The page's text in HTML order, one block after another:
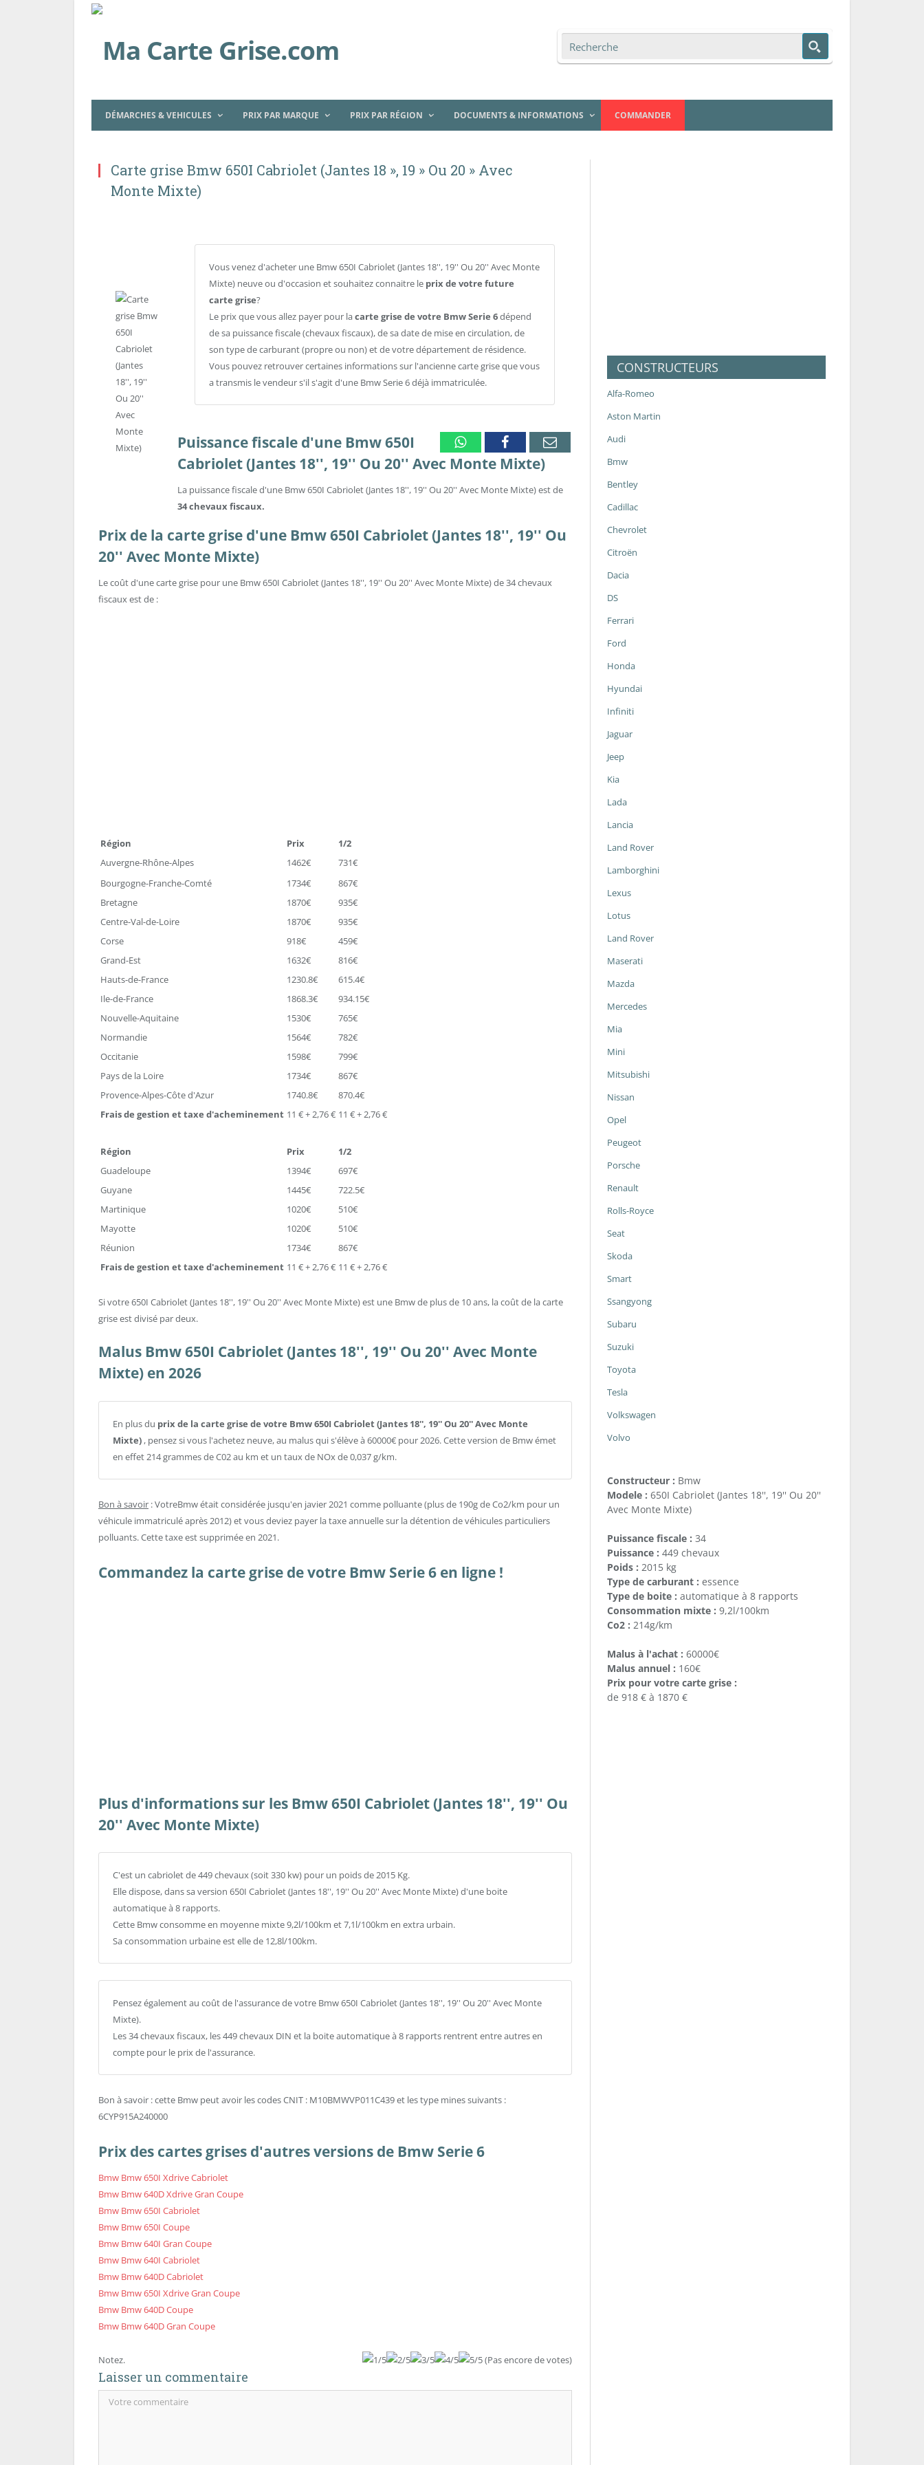
DÉMARCHES & VEHICULES PRIX PAR MARQUE PRIX PAR RÉGION DOCUMENTS & INFORMATIONS COMMANDER
Carte grise Bmw 650I Cabriolet (Jantes 18 », 19 » Ou 20 » Avec
Monte Mixte)
Vous venez d'acheter une Bmw 650I Cabriolet (Jantes 18'', 19'' Ou 20'' Avec Monte
Mixte) neuve ou d'occasion et souhaitez connaitre le prix de votre future
carte grise?
Le prix que vous allez payer pour lacarte grise de votre Bmw Serie 6dépend
de sa puissance fiscale (chevaux fiscaux), de sa date de mise en circulation, de
son type de carburant (propre ou non) et de votre département de résidence.
Vous pouvez retrouver certaines informations sur l'ancienne carte grise que vous
a transmis le vendeur s'il s'agit d'une Bmw Serie 6 déjà immatriculée.
WhatsappFacebookEmail
Puissance fiscale d'une Bmw 650I
Cabriolet (Jantes 18'', 19'' Ou 20'' Avec Monte Mixte)
La puissance fiscale d'une Bmw 650I Cabriolet (Jantes 18'', 19'' Ou 20'' Avec Monte Mixte) est de
34 chevaux fiscaux.
Prix de la carte grise d'une Bmw 650I Cabriolet (Jantes 18'', 19'' Ou
20'' Avec Monte Mixte)
Le coût d'une carte grise pour une Bmw 650I Cabriolet (Jantes 18'', 19'' Ou 20'' Avec Monte Mixte) de 34 chevaux
fiscaux est de :
Région Prix
1/2
Auvergne-Rhône-Alpes
1462€
731€
Bourgogne-Franche-Comté
1734€
867€
Bretagne
1870€
935€
Centre-Val-de-Loire
1870€
935€
Corse
918€
459€
Grand-Est
1632€
816€
Hauts-de-France
1230.8€
615.4€
Ile-de-France
1868.3€
934.15€
Nouvelle-Aquitaine
1530€
765€
Normandie
1564€
782€
Occitanie
1598€
799€
Pays de la Loire
1734€
867€
Provence-Alpes-Côte d'Azur
1740.8€
870.4€
Frais de gestion et taxe d'acheminement 11 € + 2,76 € 11 € + 2,76 €
Région Prix
1/2
Guadeloupe
1394€
697€
Guyane
1445€
722.5€
Martinique
1020€
510€
Mayotte
1020€
510€
Réunion
1734€
867€
Frais de gestion et taxe d'acheminement 11 € + 2,76 € 11 € + 2,76 €
Si votre 650I Cabriolet (Jantes 18'', 19'' Ou 20'' Avec Monte Mixte) est une Bmw de plus de 10 ans, la coût de la carte
grise est divisé par deux.
Malus Bmw 650I Cabriolet (Jantes 18'', 19'' Ou 20'' Avec Monte
Mixte) en 2026
En plus du prix de la carte grise de votre Bmw 650I Cabriolet (Jantes 18'', 19'' Ou 20'' Avec Monte
Mixte) , pensez si vous l'achetez neuve, au malus qui s'élève à 60000€ pour 2026. Cette version de Bmw émet
en effet 214 grammes de C02 au km et un taux de NOx de 0,037 g/km.
Bon à savoir : VotreBmw était considérée jusqu'en javier 2021 comme polluante (plus de 190g de Co2/km pour un
véhicule immatriculé après 2012) et vous deviez payer la taxe annuelle sur la détention de véhicules particuliers
polluants. Cette taxe est supprimée en 2021.
Commandez la carte grise de votre Bmw Serie 6 en ligne !
Plus d'informations sur les Bmw 650I Cabriolet (Jantes 18'', 19'' Ou
20'' Avec Monte Mixte)
C'est un cabriolet de 449 chevaux (soit 330 kw) pour un poids de 2015 Kg.
Elle dispose, dans sa version 650I Cabriolet (Jantes 18'', 19'' Ou 20'' Avec Monte Mixte) d'une boite
automatique à 8 rapports.
Cette Bmw consomme en moyenne mixte 9,2l/100km et 7,1l/100km en extra urbain.
Sa consommation urbaine est elle de 12,8l/100km.
Pensez également au coût de l'assurance de votre Bmw 650I Cabriolet (Jantes 18'', 19'' Ou 20'' Avec Monte
Mixte).
Les 34 chevaux fiscaux, les 449 chevaux DIN et la boite automatique à 8 rapports rentrent entre autres en
compte pour le prix de l'assurance.
Bon à savoir : cette Bmw peut avoir les codes CNIT : M10BMWVP011C439 et les type mines suivants :
6CYP915A240000
Prix des cartes grises d'autres versions de Bmw Serie 6
Bmw Bmw 650I Xdrive Cabriolet
Bmw Bmw 640D Xdrive Gran Coupe
Bmw Bmw 650I Cabriolet
Bmw Bmw 650I Coupe
Bmw Bmw 640I Gran Coupe
Bmw Bmw 640I Cabriolet
Bmw Bmw 640D Cabriolet
Bmw Bmw 650I Xdrive Gran Coupe
Bmw Bmw 640D Coupe
Bmw Bmw 640D Gran Coupe
Notez. (Pas encore de votes)
Laisser un commentaire
CONSTRUCTEURS
Alfa-Romeo
Aston Martin
Audi
Bmw
Bentley
Cadillac
Chevrolet
Citroën
Dacia
DS
Ferrari
Ford
Honda
Hyundai
Infiniti
Jaguar
Jeep
Kia
Lada
Lancia
Land Rover
Lamborghini
Lexus
Lotus
Land Rover
Maserati
Mazda
Mercedes
Mia
Mini
Mitsubishi
Nissan
Opel
Peugeot
Porsche
Renault
Rolls-Royce
Seat
Skoda
Smart
Ssangyong
Subaru
Suzuki
Toyota
Tesla
Volkswagen
Volvo
Constructeur : Bmw
Modele : 650I Cabriolet (Jantes 18'', 19'' Ou 20''
Avec Monte Mixte)
Puissance fiscale : 34
Puissance : 449 chevaux
Poids : 2015 kg
Type de carburant : essence
Type de boite : automatique à 8 rapports
Consommation mixte : 9,2l/100km
Co2 : 214g/km
Malus à l'achat : 60000€
Malus annuel : 160€
Prix pour votre carte grise :
de 918 € à 1870 €